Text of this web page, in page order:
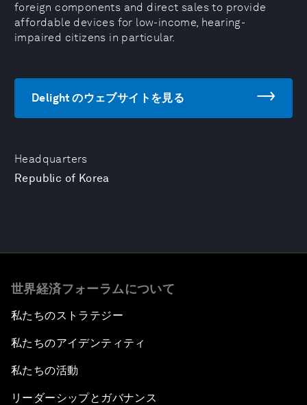
Headquarters
Republic of Korea
foreign components and direct sales to provide
affordable devices for low-income, hearing-
impaired citizens in particular.
Delight のウェブサイトを見る
世界経済フォーラムについて
私たちのストラテジー
私たちのアイデンティティ
私たちの活動
リーダーシップとガバナンス